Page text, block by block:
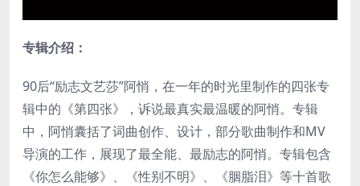
专辑介绍：
90后“励志文艺莎”阿悄，在一年的时光里制作的四张专
辑中的《第四张》，诉说最真实最温暖的阿悄。专辑
中，阿悄囊括了词曲创作、设计，部分歌曲制作和MV
导演的工作，展现了最全能、最励志的阿悄。专辑包含
《你怎么能够》、《性别不明》、《胭脂泪》等十首歌